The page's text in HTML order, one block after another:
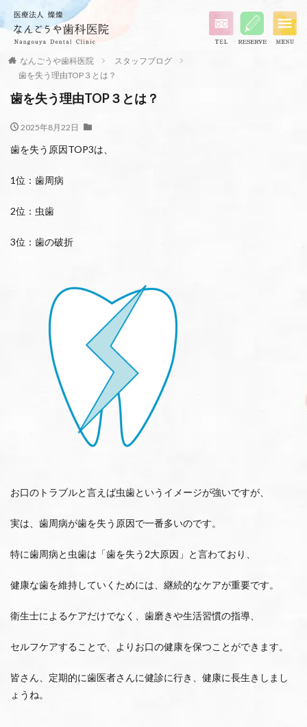
なんごうや歯科医院
スタッフブログ
歯を失う理由TOP３とは？
歯を失う理由TOP３とは？
2025年8月22日
歯を失う原因TOP3は、
1位：歯周病
2位：虫歯
3位：歯の破折
お口のトラブルと言えば虫歯というイメージが強いですが、
実は、歯周病が歯を失う原因で一番多いのです。
特に歯周病と虫歯は「歯を失う2大原因」と言わており、
健康な歯を維持していくためには、継続的なケアが重要です。
衛生士によるケアだけでなく、歯磨きや生活習慣の指導、
セルフケアすることで、よりお口の健康を保つことができます。
皆さん、定期的に歯医者さんに健診に行き、健康に長生きしまし
ょうね。